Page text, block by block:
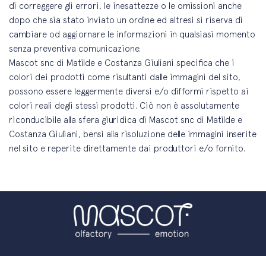
di correggere gli errori, le inesattezze o le omissioni anche
dopo che sia stato inviato un ordine ed altresì si riserva di
cambiare od aggiornare le informazioni in qualsiasi momento
senza preventiva comunicazione.
Mascot snc di Matilde e Costanza Giuliani specifica che i
colori dei prodotti come risultanti dalle immagini del sito,
possono essere leggermente diversi e/o difformi rispetto ai
colori reali degli stessi prodotti. Ciò non è assolutamente
riconducibile alla sfera giuridica di Mascot snc di Matilde e
Costanza Giuliani, bensì alla risoluzione delle immagini inserite
nel sito e reperite direttamente dai produttori e/o fornito.